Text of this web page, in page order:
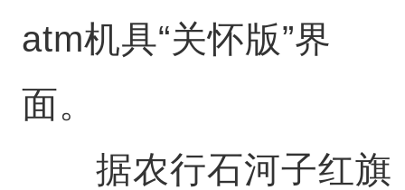
atm机具“关怀版”界
面。
据农行石河子红旗